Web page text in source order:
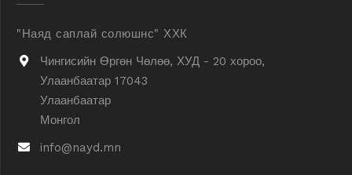
"Наяд саплай солюшнс" ХХК
Чингисийн Өргөн Чөлөө, ХУД - 20 хороо,
Улаанбаатар 17043
Улаанбаатар
Монгол
info@nayd.mn